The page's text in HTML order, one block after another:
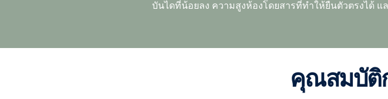
บันไดที่น้อยลง ความสูงห้องโดยสารที่ทำให้ยืนตัวตรงได้ แ
คุณสมบั